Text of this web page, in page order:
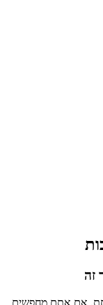
זה
אם אתם מחפשים